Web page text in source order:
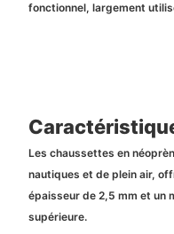
fonctionnel, largement
Les chaussettes en
nautiques et de plein air,
épaisseur de 2,5 mm et un
supérieure.